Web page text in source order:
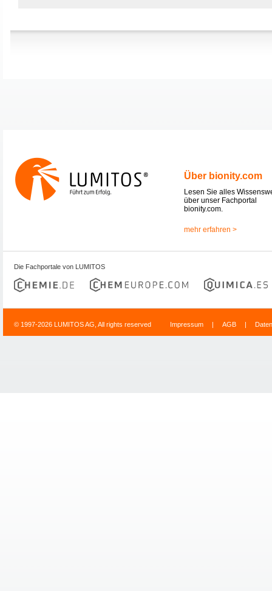
Über bionity.com
Lesen Sie alles
über unser Fachportal
bionity.com.
mehr erfahren >
Die Fachportale von LUMITOS
© 1997-2026 LUMITOS AG, All rights reserved Impressum | AGB |